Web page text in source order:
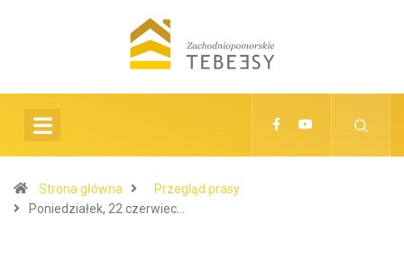
Strona główna
Przegląd prasy
Poniedziałek, 22 czerwiec…